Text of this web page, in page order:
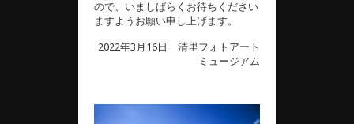
ので、いましばらくお待ちください
ますようお願い申し上げます。
2022年3月16日 清里フォトアート
ミュージアム